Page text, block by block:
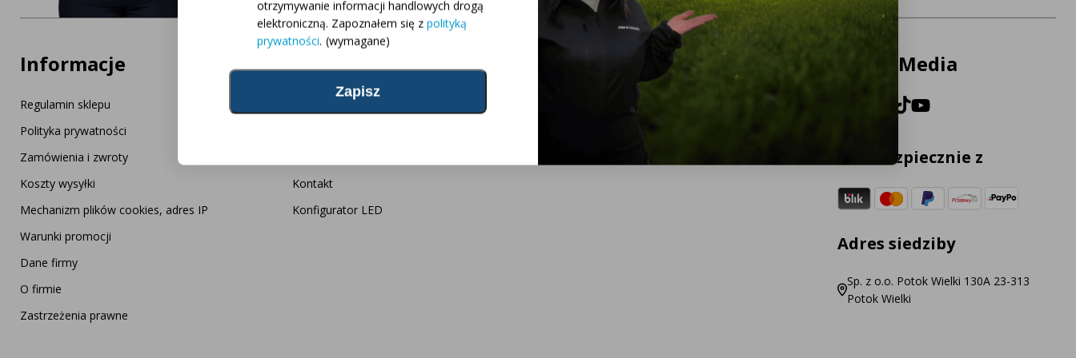
Informacje
Regulamin sklepu
Polityka prywatności
Zamówienia i zwroty
Koszty wysyłki
Mechanizm plików cookies, adres IP
Warunki promocji
Dane firmy
O firmie
Zastrzeżenia prawne
Usługa
Często zadawane pytania
Kontakt
Konfigurator LED
Social Media
Płać bezpiecznie z
Adres siedziby
Sp. z o.o. Potok Wielki 130A 23-313
Potok Wielki
otrzymywanie informacji handlowych drogą
elektroniczną. Zapoznałem się z polityką
prywatności. (wymagane)